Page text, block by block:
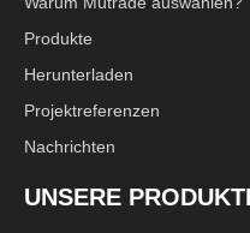
Produkte
Herunterladen
Projektreferenzen
Nachrichten
UNSERE